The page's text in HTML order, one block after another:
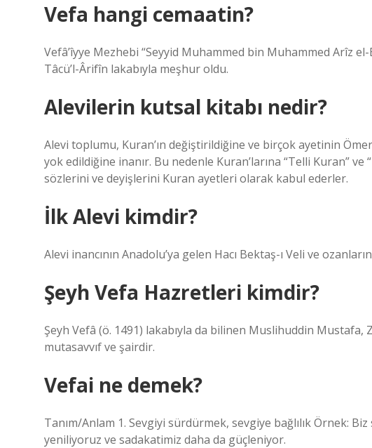
Vefa hangi cemaatin?
Vefâ’îyye Mezhebi “Seyyid Muhammed bin Muhammed Arîz
Tâcü’l-Ârifîn lakabıyla meşhur oldu.
Alevilerin kutsal kitabı nedir?
Alevi toplumu, Kuran’ın değiştirildiğine ve birçok ayetinin
yok edildiğine inanır. Bu nedenle Kuran’larına “Telli Kuran”
sözlerini ve deyişlerini Kuran ayetleri olarak kabul ederler.
İlk Alevi kimdir?
Alevi inancının Anadolu’ya gelen Hacı Bektaş-ı Veli ve
Şeyh Vefa Hazretleri kimdir?
Şeyh Vefâ (ö. 1491) lakabıyla da bilinen Muslihuddin
mutasavvıf ve şairdir.
Vefai ne demek?
Tanım/Anlam 1. Sevgiyi sürdürmek, sevgiye bağlılık Örnek:
yeniliyoruz ve sadakatimiz daha da güçleniyor.